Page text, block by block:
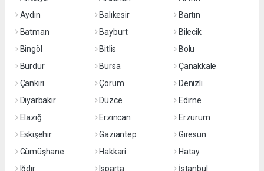
Aydın
Balıkesir
Bartın
Batman
Bayburt
Bilecik
Bingöl
Bitlis
Bolu
Burdur
Bursa
Çanakkale
Çankırı
Çorum
Denizli
Diyarbakır
Düzce
Edirne
Elazığ
Erzincan
Erzurum
Eskişehir
Gaziantep
Giresun
Gümüşhane
Hakkari
Hatay
Iğdır
Isparta
İstanbul